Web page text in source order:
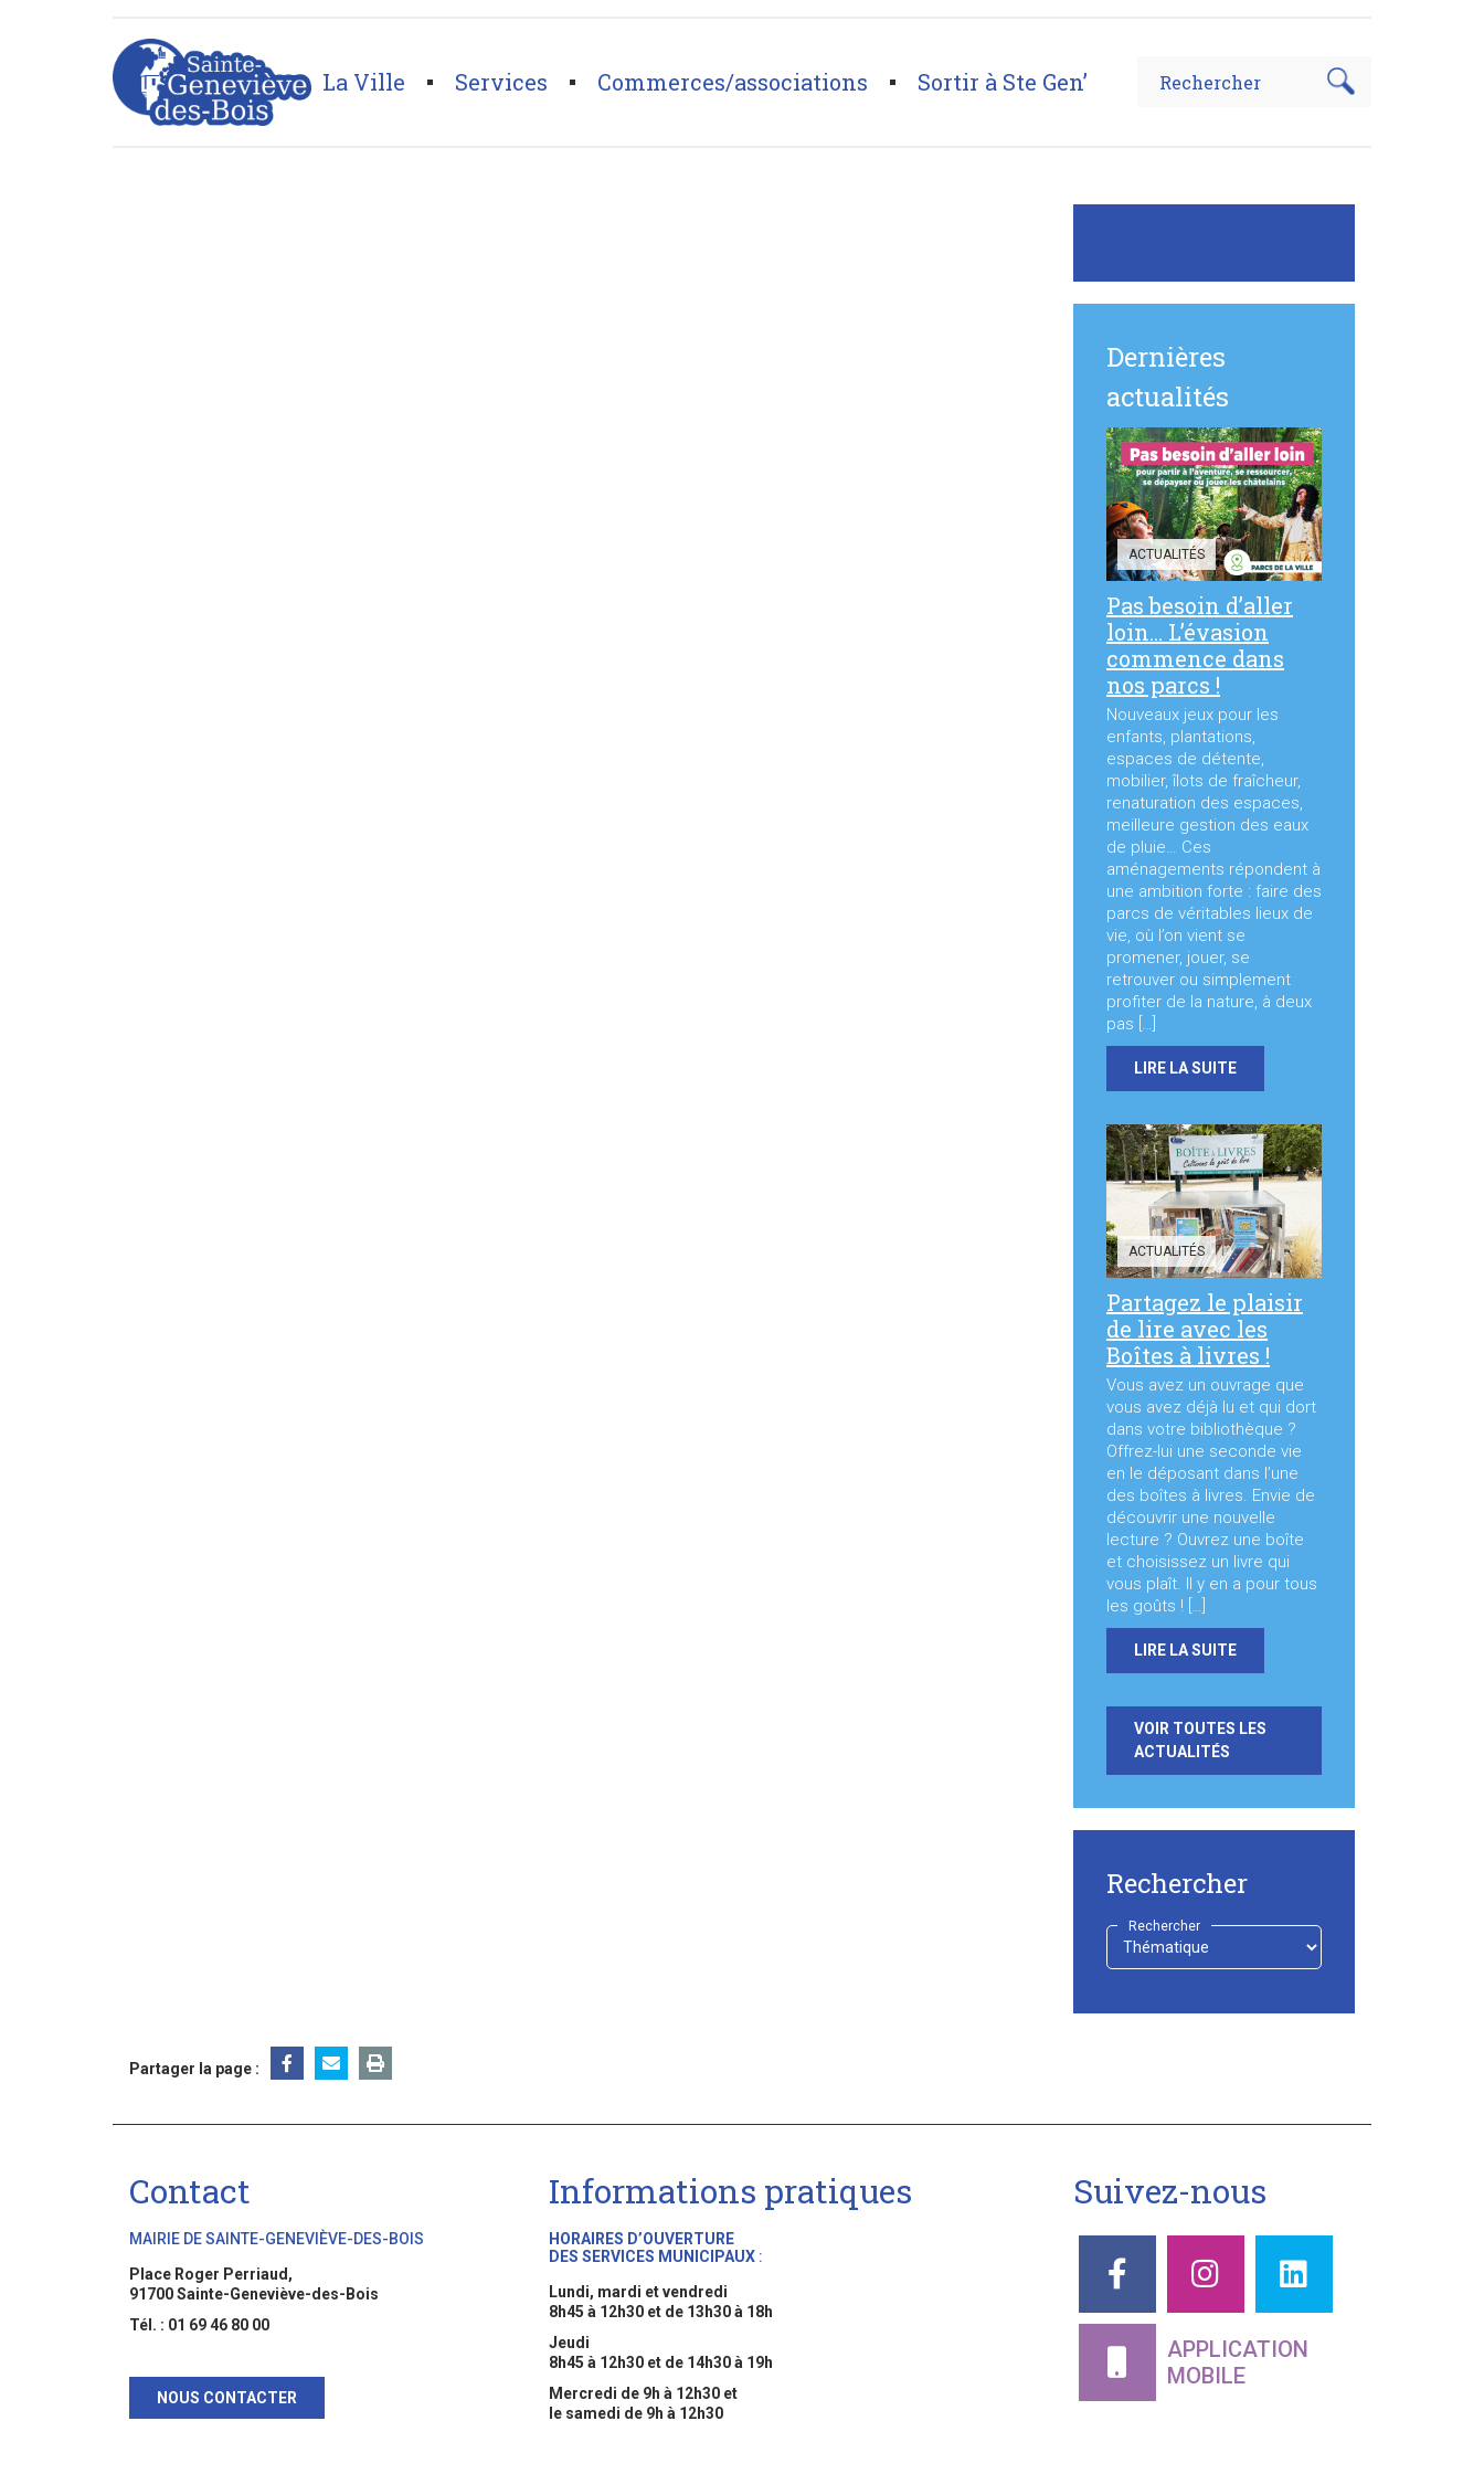
La Ville Services Commerces/associations Sortir à Ste Gen’
Dernières
actualités
ACTUALITÉS
Pas besoin d’aller
loin… L’évasion
commence dans
nos parcs !
Nouveaux jeux pour les
enfants, plantations,
espaces de détente,
mobilier, îlots de fraîcheur,
renaturation des espaces,
meilleure gestion des eaux
de pluie… Ces
aménagements répondent à
une ambition forte : faire des
parcs de véritables lieux de
vie, où l’on vient se
promener, jouer, se
retrouver ou simplement
profiter de la nature, à deux
pas […]
LIRE LA SUITE
ACTUALITÉS
Partagez le plaisir
de lire avec les
Boîtes à livres !
Vous avez un ouvrage que
vous avez déjà lu et qui dort
dans votre bibliothèque ?
Offrez-lui une seconde vie
en le déposant dans l’une
des boîtes à livres. Envie de
découvrir une nouvelle
lecture ? Ouvrez une boîte
et choisissez un livre qui
vous plaît. Il y en a pour tous
les goûts ! […]
LIRE LA SUITE
VOIR TOUTES LES
ACTUALITÉS
Rechercher
Rechercher
Choisir
Partager la page :
Contact
MAIRIE DE SAINTE-GENEVIÈVE-DES-BOIS
Place Roger Perriaud,
91700 Sainte-Geneviève-des-Bois
Tél. : 01 69 46 80 00
NOUS CONTACTER
Informations pratiques
HORAIRES D’OUVERTURE
DES SERVICES MUNICIPAUX :
Lundi, mardi et vendredi
8h45 à 12h30 et de 13h30 à 18h
Jeudi
8h45 à 12h30 et de 14h30 à 19h
Mercredi de 9h à 12h30 et
le samedi de 9h à 12h30
Suivez-nous
APPLICATION
MOBILE